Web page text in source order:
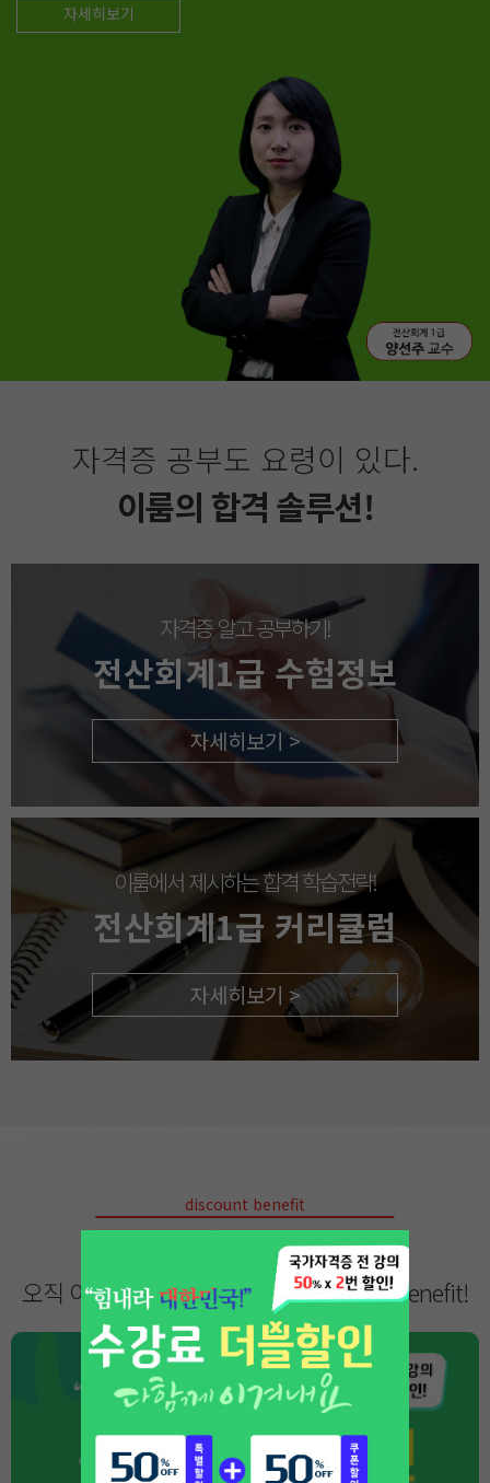
자세히보기
자격증 공부도 요령이 있다.
이룸의 합격 솔루션!
자격증 알고 공부하기!
전산회계1급 수험정보
자세히보기 >
이룸에서 제시하는 합격 학습전략!
전산회계1급 커리큘럼
자세히보기 >
discount benefit
특별 혜택
오직 이룸 회원만을 위해 준비한 Special Benefit!